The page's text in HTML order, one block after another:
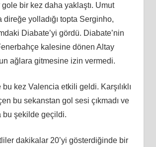
bir kez daha yaklaştı. Umut
direğe yolladığı topta Serginho,
Diabate’yi gördü. Diabate’nin
kalesine dönen Altay
ağlara gitmesine izin vermedi.
bu kez Valencia etkili geldi. Karşılıklı
bu sekanstan gol sesi çıkmadı ve
bu şekilde geçildi.
dakikalar 20’yi gösterdiğinde bir